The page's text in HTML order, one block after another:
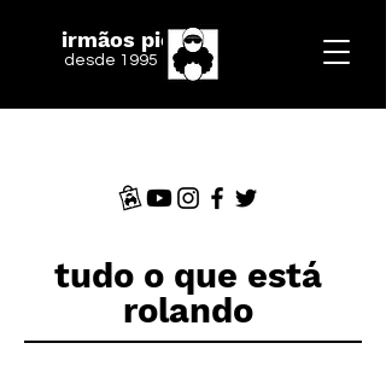
irmãos piologo
desde 1995
tudo o que está
rolando